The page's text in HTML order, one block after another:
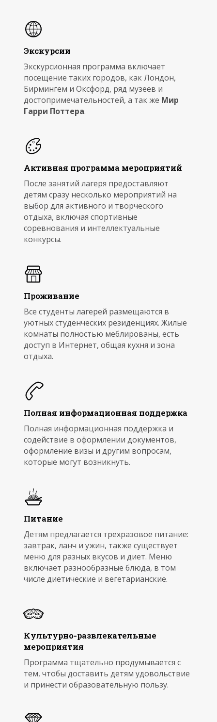
Экскурсии
Экскурсионная программа включает
посещение таких городов, как Лондон,
Бирмингем и Оксфорд, ряд музеев и
достопримечательностей, а так же Мир
Гарри Поттера.
Активная программа мероприятий
После занятий лагеря предоставляют
детям сразу несколько мероприятий на
выбор для активного и творческого
отдыха, включая спортивные
соревнования и интеллектуальные
конкурсы.
Проживание
Все студенты лагерей размещаются в
уютных студенческих резиденциях. Жилые
комнаты полностью меблированы, есть
доступ в Интернет, общая кухня и зона
отдыха.
Полная информационная поддержка
Полная информационная поддержка и
содействие в оформлении документов,
оформление визы и другим вопросам,
которые могут возникнуть.
Питание
Детям предлагается трехразовое питание:
завтрак, ланч и ужин, также существует
меню для разных вкусов и диет. Меню
включает разнообразные блюда, в том
числе диетические и вегетарианские.
Культурно-развлекательные
мероприятия
Программа тщательно продумывается с
тем, чтобы доставить детям удовольствие
и принести образовательную пользу.